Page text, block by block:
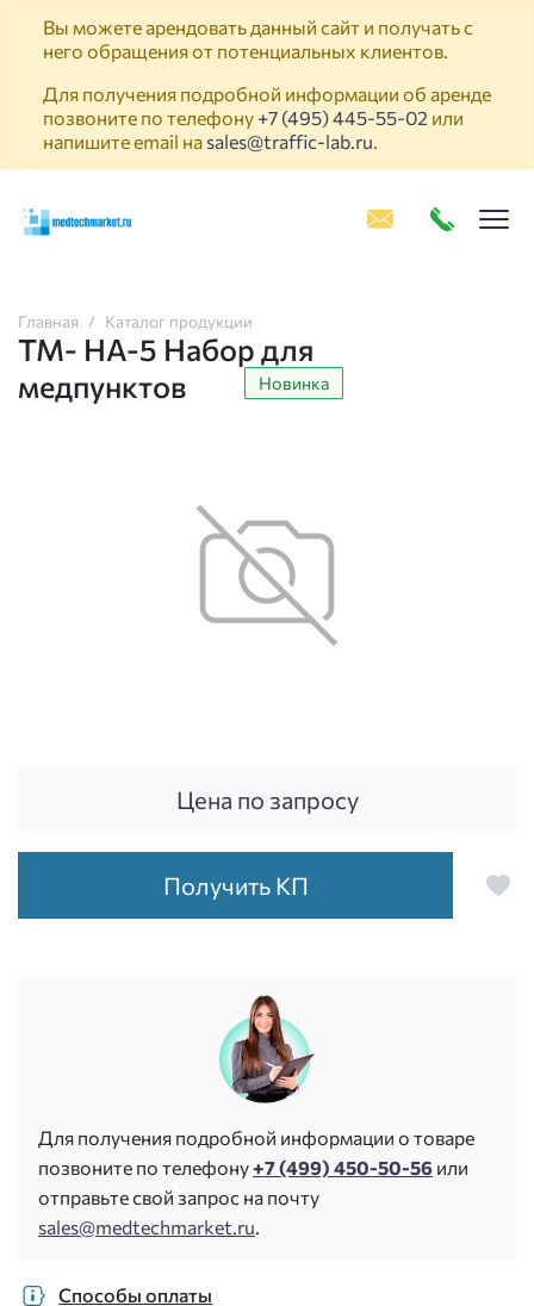
Вы можете арендовать данный сайт и получать с
него обращения от потенциальных клиентов.
Для получения подробной информации об аренде
позвоните по телефону +7 (495) 445-55-02 или
напишите email на sales@traffic-lab.ru.
Главная Каталог продукции
ТМ- НА-5 Набор для
медпунктов
Новинка
Цена по запросу
Получить КП
Для получения подробной информации о товаре
позвоните по телефону+7 (499) 450-50-56 или
отправьте свой запрос на почту
sales@medtechmarket.ru.
Способы оплаты